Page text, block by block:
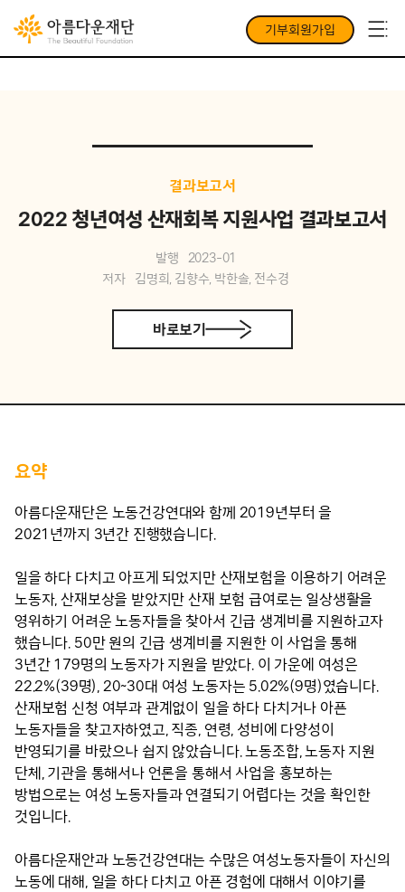
기부회원가입
결과보고서
2022 청년여성 산재회복 지원사업 결과보고서
발행
2023-01
저자
김명희, 김향수, 박한솔, 전수경
바로보기
요약
아름다운재단은 노동건강연대와 함께 2019년부터 을
2021년까지 3년간 진행했습니다.
일을 하다 다치고 아프게 되었지만 산재보험을 이용하기 어려운
노동자, 산재보상을 받았지만 산재 보험 급여로는 일상생활을
영위하기 어려운 노동자들을 찾아서 긴급 생계비를 지원하고자
했습니다. 50만 원의 긴급 생계비를 지원한 이 사업을 통해
3년간 179명의 노동자가 지원을 받았다. 이 가운에 여성은
22.2%(39명), 20~30대 여성 노동자는 5.02%(9명)였습니다.
산재보험 신청 여부과 관계없이 일을 하다 다치거나 아픈
노동자들을 찾고자하였고, 직종, 연령, 성비에 다양성이
반영되기를 바랐으나 쉽지 않았습니다. 노동조합, 노동자 지원
단체, 기관을 통해서나 언론을 통해서 사업을 홍보하는
방법으로는 여성 노동자들과 연결되기 어렵다는 것을 확인한
것입니다.
아름다운재안과 노동건강연대는 수많은 여성노동자들이 자신의
노동에 대해, 일을 하다 다치고 아픈 경험에 대해서 이야기를